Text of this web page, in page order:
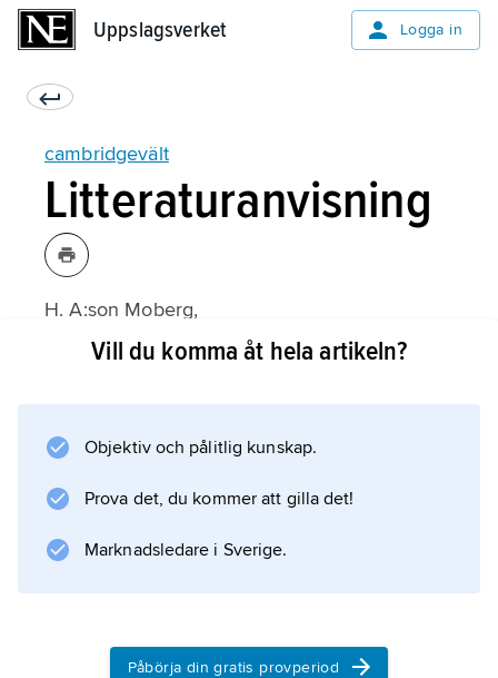
Uppslagsverket Logga in
cambridgevält
Litteraturanvisning
H. A:son Moberg,
Jordbruksmekanisering i Sverige under tre
Information om artikeln
Vill du komma åt hela artikeln?
Objektiv och pålitlig kunskap.
Prova det, du kommer att gilla det!
Marknadsledare i Sverige.
Påbörja din gratis provperiod